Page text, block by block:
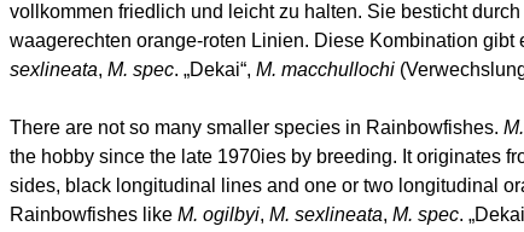
vollkommen friedlich und leicht zu halten. Sie besticht
waagerechten orange-roten Linien. Diese Kombination
sexlineata, M. spec. „Dekai“, M. macchullochi
There are not so many smaller species in Rainbowfishes. M.
the hobby since the late 1970ies by breeding. It originates
sides, black longitudinal lines and one or two longitudinal
Rainbowfishes like M. ogilbyi, M. sexlineata, M. spec. „Dekai